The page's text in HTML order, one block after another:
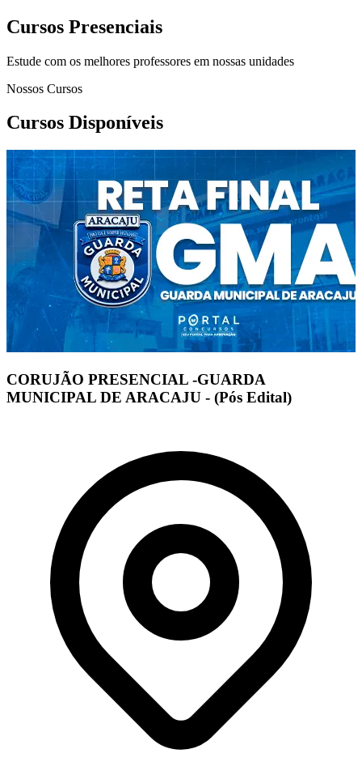
Cursos Presenciais
Estude com os melhores professores em nossas unidades
Nossos Cursos
Cursos Disponíveis
CORUJÃO PRESENCIAL -GUARDA
MUNICIPAL DE ARACAJU - (Pós Edital)